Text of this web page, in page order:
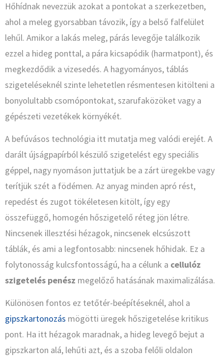
Hőhídnak nevezzük azokat a pontokat a szerkezetben,
ahol a meleg gyorsabban távozik, így a belső falfelület
lehűl. Amikor a lakás meleg, párás levegője találkozik
ezzel a hideg ponttal, a pára kicsapódik (harmatpont), és
megkezdődik a vizesedés. A hagyományos, táblás
szigeteléseknél szinte lehetetlen résmentesen kitölteni a
bonyolultabb csomópontokat, szarufaközöket vagy a
gépészeti vezetékek környékét.
A befúvásos technológia itt mutatja meg valódi erejét. A
darált újságpapírból készülő szigetelést egy speciális
géppel, nagy nyomáson juttatjuk be a zárt üregekbe vagy
terítjük szét a födémen. Az anyag minden apró rést,
repedést és zugot tökéletesen kitölt, így egy
összefüggő, homogén hőszigetelő réteg jön létre.
Nincsenek illesztési hézagok, nincsenek elcsúszott
táblák, és ami a legfontosabb: nincsenek hőhidak. Ez a
folytonosság kulcsfontosságú, ha a célunk a cellulóz
szigetelés penész megelőző hatásának maximalizálása.
Különösen fontos ez tetőtér-beépítéseknél, ahol a
gipszkartonozás mögötti üregek hőszigetelése kritikus
pont. Ha itt hézagok maradnak, a hideg levegő bejut a
gipszkarton alá, lehűti azt, és a szoba felőli oldalon